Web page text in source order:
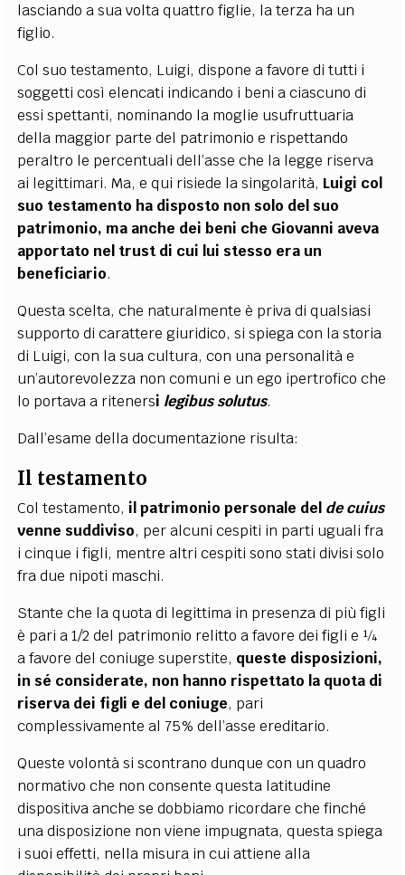
lasciando a sua volta quattro figlie, la terza ha un
figlio.
Col suo testamento, Luigi, dispone a favore di tutti i
soggetti così elencati indicando i beni a ciascuno di
essi spettanti, nominando la moglie usufruttuaria
della maggior parte del patrimonio e rispettando
peraltro le percentuali dell’asse che la legge riserva
ai legittimari. Ma, e qui risiede la singolarità, Luigi col
suo testamento ha disposto non solo del suo
patrimonio, ma anche dei beni che Giovanni aveva
apportato nel trust di cui lui stesso era un
beneficiario.
Questa scelta, che naturalmente è priva di qualsiasi
supporto di carattere giuridico, si spiega con la storia
di Luigi, con la sua cultura, con una personalità e
un’autorevolezza non comuni e un ego ipertrofico che
lo portava a ritenersi legibus solutus.
Dall’esame della documentazione risulta:
Il testamento
Col testamento, il patrimonio personale del de cuius
venne suddiviso, per alcuni cespiti in parti uguali fra
i cinque i figli, mentre altri cespiti sono stati divisi solo
fra due nipoti maschi.
Stante che la quota di legittima in presenza di più figli
è pari a 1/2 del patrimonio relitto a favore dei figli e ¼
a favore del coniuge superstite, queste disposizioni,
in sé considerate, non hanno rispettato la quota di
riserva dei figli e del coniuge, pari
complessivamente al 75% dell’asse ereditario.
Queste volontà si scontrano dunque con un quadro
normativo che non consente questa latitudine
dispositiva anche se dobbiamo ricordare che finché
una disposizione non viene impugnata, questa spiega
i suoi effetti, nella misura in cui attiene alla